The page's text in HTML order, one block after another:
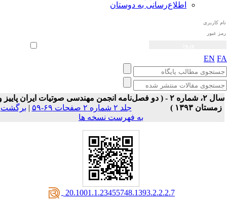
اطلاع‌رسانی به دوستان
ورود خودکار
EN
سال ۲، شماره ۲ - ( دو فصل‌نامه انجمن مهندسی صوتیات ايران پاییز و
زمستان ۱۳۹۳ )
جلد ۲ شماره ۲ صفحات ۶۹-۵۹ | برگشت
به فهرست نسخه ها
‎ 20.1001.1.23455748.1393.2.2.2.7